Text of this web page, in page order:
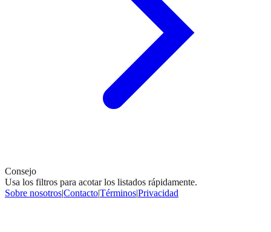
Consejo
Usa los filtros para acotar los listados rápidamente.
Sobre nosotros|Contacto|Términos|Privacidad